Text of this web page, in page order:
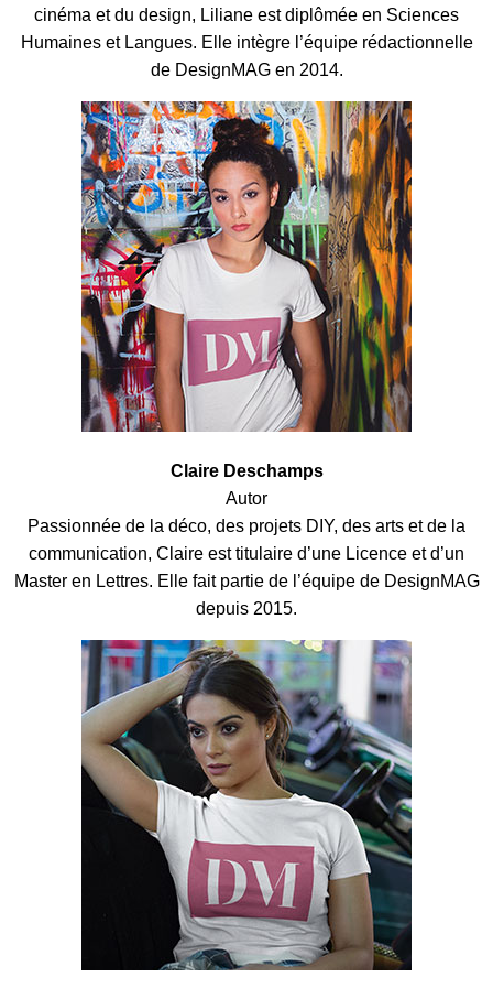
cinéma et du design, Liliane est diplômée en Sciences
Humaines et Langues. Elle intègre l’équipe rédactionnelle
de DesignMAG en 2014.
Claire Deschamps
Autor
Passionnée de la déco, des projets DIY, des arts et de la
communication, Claire est titulaire d’une Licence et d’un
Master en Lettres. Elle fait partie de l’équipe de DesignMAG
depuis 2015.